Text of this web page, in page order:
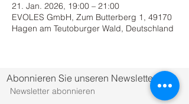
21. Jan. 2026, 19:00 – 21:00
EVOLES GmbH, Zum Butterberg 1, 49170
Hagen am Teutoburger Wald, Deutschland
Abonnieren Sie unseren Newsletter.
Newsletter abonnieren